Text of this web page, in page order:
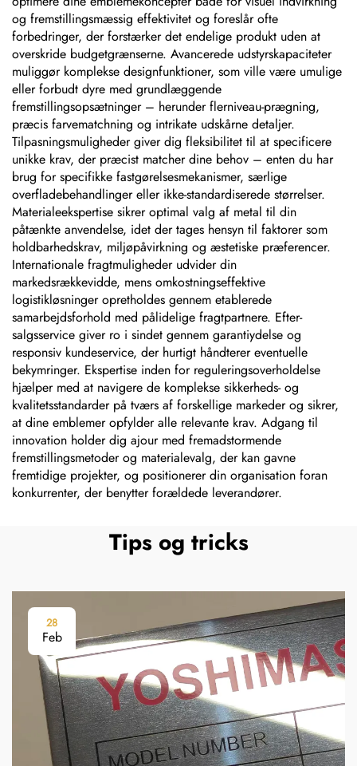
og fremstillingsmæssig effektivitet og foreslår ofte
forbedringer, der forstærker det endelige produkt uden at
overskride budgetgrænserne. Avancerede udstyrskapaciteter
muliggør komplekse designfunktioner, som ville være umulige
eller forbudt dyre med grundlæggende
fremstillingsopsætninger – herunder flerniveau-prægning,
præcis farvematchning og intrikate udskårne detaljer.
Tilpasningsmuligheder giver dig fleksibilitet til at specificere
unikke krav, der præcist matcher dine behov – enten du har
brug for specifikke fastgørelsesmekanismer, særlige
overfladebehandlinger eller ikke-standardiserede størrelser.
Materialeekspertise sikrer optimal valg af metal til din
påtænkte anvendelse, idet der tages hensyn til faktorer som
holdbarhedskrav, miljøpåvirkning og æstetiske præferencer.
Internationale fragtmuligheder udvider din
markedsrækkevidde, mens omkostningseffektive
logistikløsninger opretholdes gennem etablerede
samarbejdsforhold med pålidelige fragtpartnere. Efter-
salgsservice giver ro i sindet gennem garantiydelse og
responsiv kundeservice, der hurtigt håndterer eventuelle
bekymringer. Ekspertise inden for reguleringsoverholdelse
hjælper med at navigere de komplekse sikkerheds- og
kvalitetsstandarder på tværs af forskellige markeder og sikrer,
at dine emblemer opfylder alle relevante krav. Adgang til
innovation holder dig ajour med fremadstormende
fremstillingsmetoder og materialevalg, der kan gavne
fremtidige projekter, og positionerer din organisation foran
konkurrenter, der benytter forældede leverandører.
Tips og tricks
28
Feb